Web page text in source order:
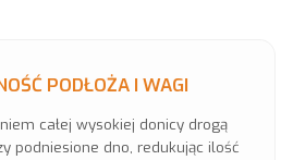
PODŁOŻA I WAGI
całej wysokiej donicy drogą
podniesione dno, redukując ilość